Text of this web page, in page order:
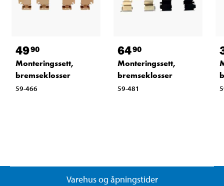
4990
Monteringssett,
bremseklosser
59-466
6490
Monteringssett,
bremseklosser
59-481
Varehus og åpningstider